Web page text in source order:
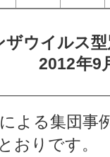
ザウイルス
～
よる集団事
おりです。